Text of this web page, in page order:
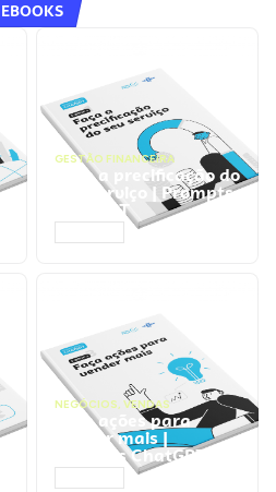
EBOOKS
GESTÃO FINANCEIRA
Faça a precificação do
seu serviço | Prompts
ChatGPT
NEGÓCIOS, VENDAS
Faça ações para
vender mais |
Prompts ChatGPT